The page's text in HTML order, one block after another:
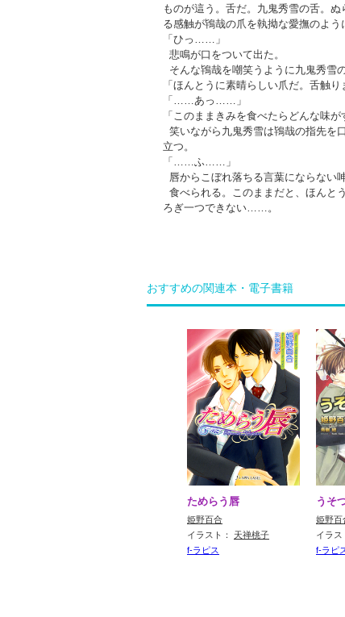
ものが這う。舌だ。九鬼秀雪の舌。ぬ
る感触が鴇哉の爪を執拗な愛撫のよう
「ひっ……」
悲鳴が口をついて出た。
そんな鴇哉を嘲笑うように九鬼秀雪
「ほんとうに素晴らしい爪だ。舌触
「……あっ……」
「このままきみを食べたらどんな味
笑いながら九鬼秀雪は鴇哉の指先を
立つ。
「……ふ……」
唇からこぼれ落ちる言葉にならない
食べられる。このままだと、ほんと
ろぎ一つできない……。
おすすめの関連本・電子書籍
ためらう唇
姫野百合
イラスト： 天禅桃子
f-ラピス
うそ
姫野百
イラス
f-ラピ